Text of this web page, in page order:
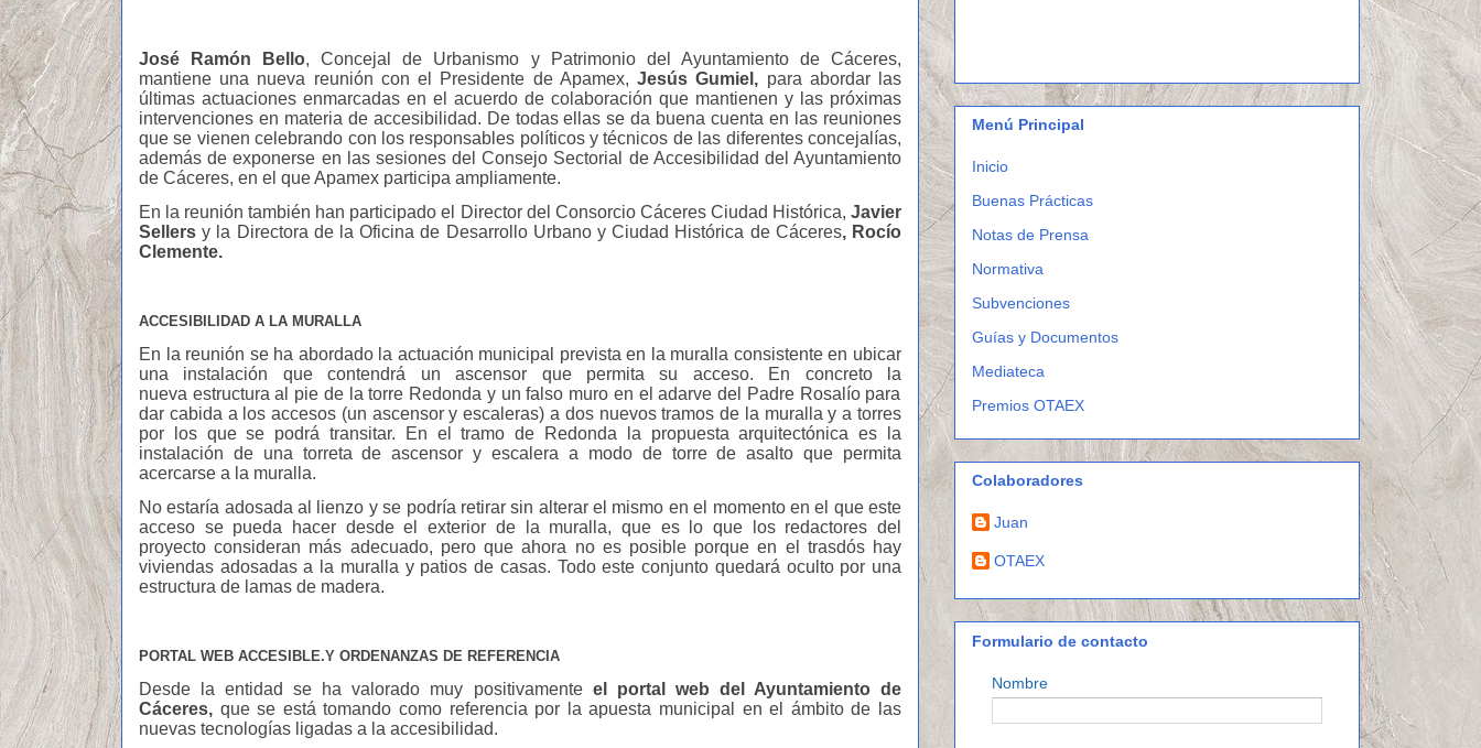
José Ramón Bello, Concejal de Urbanismo y Patrimonio del Ayuntamiento de Cáceres,
mantiene una nueva reunión con el Presidente de Apamex,Jesús Gumiel, para abordar las
últimas actuaciones enmarcadas en el acuerdo de colaboración que mantienen y las próximas
intervenciones en materia de accesibilidad. De todas ellas se da buena cuenta en las reuniones
que se vienen celebrando con los responsables políticos y técnicos de las diferentes concejalías,
además de exponerse en las sesiones del Consejo Sectorial de Accesibilidad del Ayuntamiento
de Cáceres, en el que Apamex participa ampliamente.
En la reunión también han participado el Director del Consorcio Cáceres Ciudad Histórica, Javier
Sellers y la Directora de la Oficina de Desarrollo Urbano y Ciudad Histórica de Cáceres, Rocío
Clemente.
ACCESIBILIDAD A LA MURALLA
En la reunión se ha abordado la actuación municipal prevista en la muralla consistente en ubicar
una instalación que contendrá un ascensor que permita su acceso. En concreto la
nueva estructura al pie de la torre Redonda y un falso muro en el adarve del Padre Rosalío para
dar cabida a losaccesos (un ascensor y escaleras) a dos nuevos tramos de la muralla y a torres
por los que se podrá transitar.
En el tramo de Redonda la propuesta arquitectónica es la
instalación de una torreta de ascensor y escalera a modo de torre de asalto que permita
acercarse a la muralla.
No estaría adosada al lienzo y se podría retirarsin alterar el mismo en el momento en el que este
acceso se pueda hacer desde el exterior de la muralla, que es lo que los redactores del
proyecto consideran más adecuado, pero que ahora no es posible porque en el trasdós hay
viviendas adosadas a la muralla y patios de casas. Todo este conjunto quedará oculto por una
estructura de lamas de madera.
PORTAL WEB ACCESIBLE.Y ORDENANZAS DE REFERENCIA
Desde la entidad se ha valorado muy positivamente el portal web del Ayuntamiento de
Cáceres, que se está tomando como referencia por la apuesta municipal en el ámbito de las
nuevas tecnologías ligadas a la accesibilidad.
Menú Principal
Inicio
Buenas Prácticas
Notas de Prensa
Normativa
Subvenciones
Guías y Documentos
Mediateca
Premios OTAEX
Colaboradores
Juan
OTAEX
Formulario de contacto
Nombre